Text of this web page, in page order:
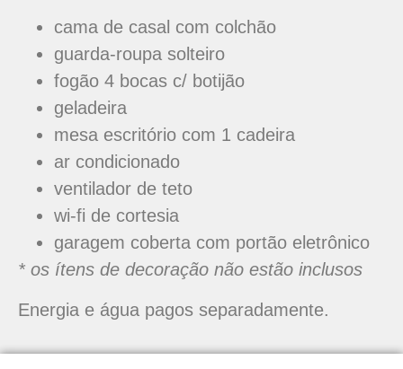
cama de casal com colchão
guarda-roupa solteiro
fogão 4 bocas c/ botijão
geladeira
mesa escritório com 1 cadeira
ar condicionado
ventilador de teto
wi-fi de cortesia
garagem coberta com portão eletrônico
* os ítens de decoração não estão inclusos
Energia e água pagos separadamente.